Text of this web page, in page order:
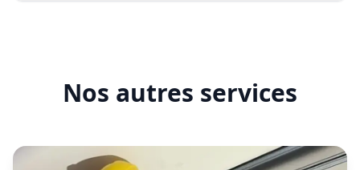
Nos autres services